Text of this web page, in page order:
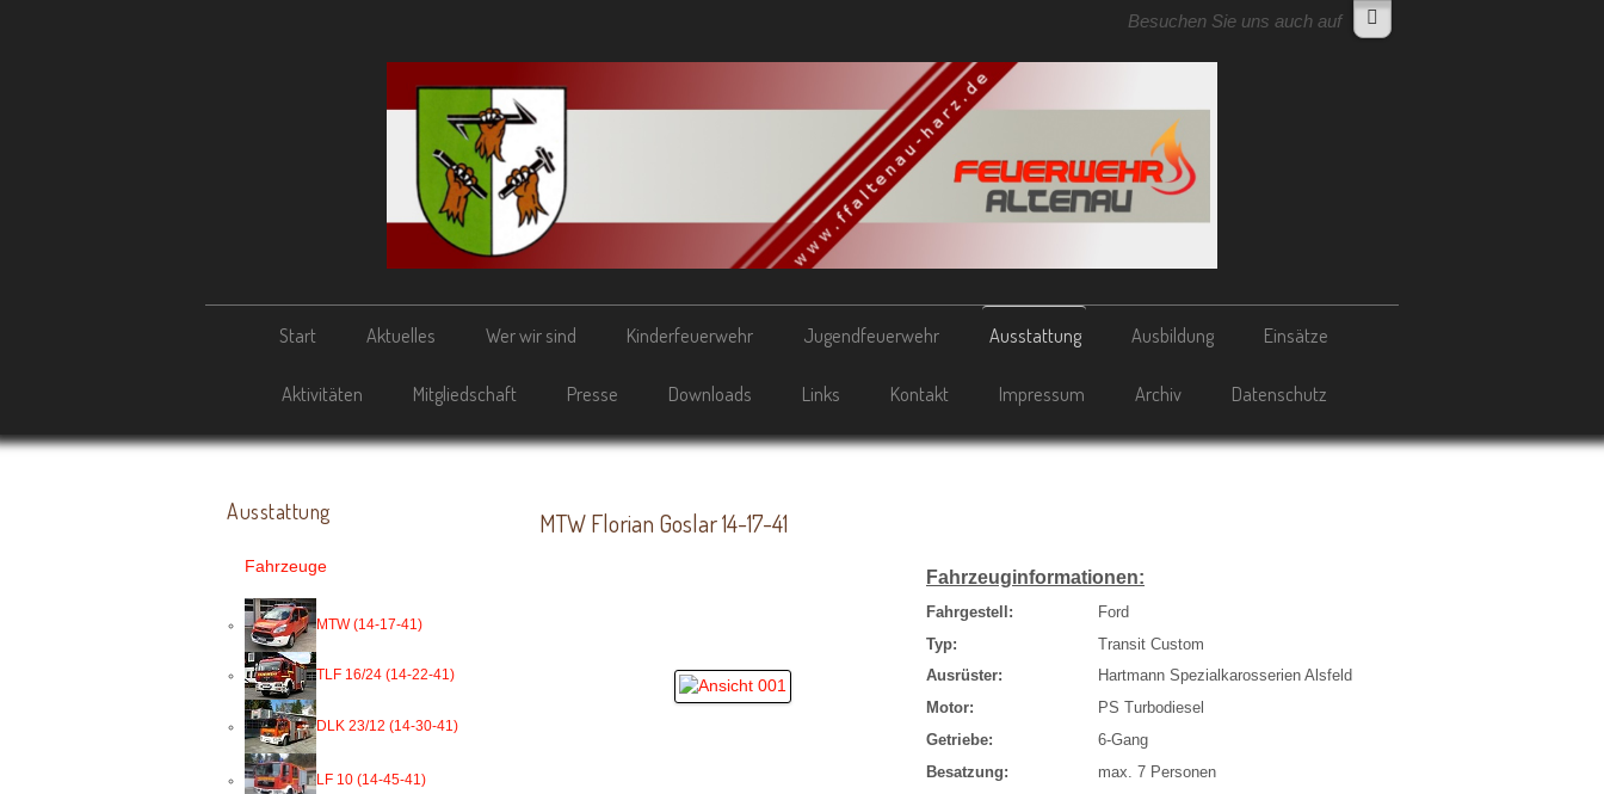
Besuchen Sie uns auch auf
Start Aktuelles Wer wir sind Kinderfeuerwehr Jugendfeuerwehr Ausstattung Ausbildung Einsätze
Aktivitäten Mitgliedschaft Presse Downloads Links Kontakt Impressum Archiv Datenschutz
Ausstattung
Fahrzeuge
MTW (14-17-41)
TLF 16/24 (14-22-41)
DLK 23/12 (14-30-41)
LF 10 (14-45-41)
MTW Florian Goslar 14-17-41
Fahrzeuginformationen:
Fahrgestell:
Ford
Typ:
Transit Custom
Ausrüster:
Hartmann Spezialkarosserien Alsfeld
Motor:
PS Turbodiesel
Getriebe:
6-Gang
Besatzung:
max. 7 Personen